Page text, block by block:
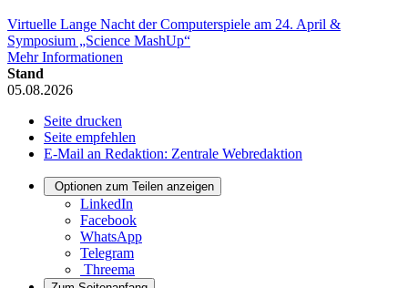
Virtuelle Lange Nacht der Computerspiele am 24. April &
Symposium „Science MashUp“
Mehr Informationen
Stand
05.08.2026
Seite drucken
Seite empfehlen
E-Mail an Redaktion: Zentrale Webredaktion
Optionen zum Teilen anzeigen
LinkedIn
Facebook
WhatsApp
Telegram
Threema